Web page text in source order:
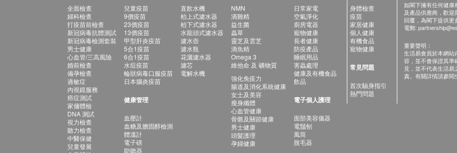
全面檢查
婦科檢查
打疫苗前檢查
新冠病毒抗體測試
新冠病毒檢測套裝
男士健康
心血管/三高風險
婚前檢查
備孕檢查
過敏症
內視鏡服務
癌症測試
家傭體檢
DNA 測試
視力檢查
聽力檢查
中醫保健
兒童發展
兒童疫苗
9價疫苗
23價疫苗
13價疫苗
甲型肝炎疫苗
5合1疫苗
6合1疫苗
水痘疫苗
輪狀病毒口服疫苗
日本腦炎疫苗
健康管理
血壓計
血糖及膽固醇檢測
體溫計
電子磅
助聽器
直飲水機
枱上式濾水器
枱下式濾水器
水龍頭式濾水器
濾水壺
濾水瓶
花灑濾水器
濾芯
電解水機
NMN
滴雞精
益生菌
蟲草
靈芝及雲芝
滴魚精
Omega 3
維他命 及 礦物質
強化免疫力
腸道及消化系統健康
女士及美容
瘦身纖體
心血管健康
骨骼及關節健康
男士健康
頭髮護理
孕婦健康
日常家電
空氣淨化
廚房電器
寵物健康
長者健康
防疫產品
睡眠用品
害蟲處理
健康及有機食品
飲品
電子個人護理
面部美容儀器
電鬚刨
風筒
脫毛器
身體檢查
疫苗
家居健康
個人健康
有機食品
寵物健康
常見問題
首次驗身指引
熱門問題
如閣下擁有任何健康
及產品供應商，歡迎
回覆，為閣下提供更
電郵:
重要聲明：
生活易會員於本網站
容，並不會保證其準
見，並不代表生活
責。有關詳情請參閱